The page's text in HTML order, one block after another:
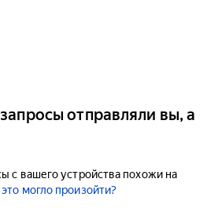
отправляли вы, а
с вашего устройства похожи на
могло произойти?